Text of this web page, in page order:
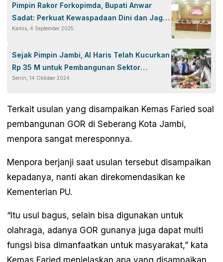
Pimpin Rakor Forkopimda, Bupati Anwar
Sadat: Perkuat Kewaspadaan Dini dan Jaga
Kondusifitas Tanjab Barat
Kamis, 4 September 2025
Sejak Pimpin Jambi, Al Haris Telah Kucurkan
Rp 35 M untuk Pembangunan Sektor
Pertanian
Senin, 14 Oktober 2024
Terkait usulan yang disampaikan Kemas Faried soal
pembangunan GOR di Seberang Kota Jambi,
menpora sangat meresponnya.
Menpora berjanji saat usulan tersebut disampaikan
kepadanya, nanti akan direkomendasikan ke
Kementerian PU.
“Itu usul bagus, selain bisa digunakan untuk
olahraga, adanya GOR gunanya juga dapat multi
fungsi bisa dimanfaatkan untuk masyarakat,” kata
Kemas Faried menjelaskan apa yang disampaikan